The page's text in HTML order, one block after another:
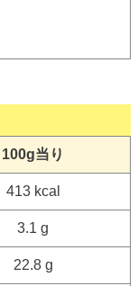
100g当り
413 kcal
3.1 g
22.8 g